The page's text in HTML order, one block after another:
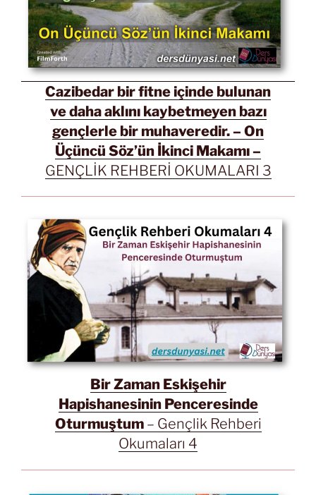
Cazibedar bir fitne içinde bulunan
ve daha aklını kaybetmeyen bazı
gençlerle bir muhaveredir. – On
Üçüncü Söz’ün İkinci Makamı –
GENÇLİK REHBERİ OKUMALARI 3
Bir Zaman Eskişehir
Hapishanesinin Penceresinde
Oturmuştum – Gençlik Rehberi
Okumaları 4